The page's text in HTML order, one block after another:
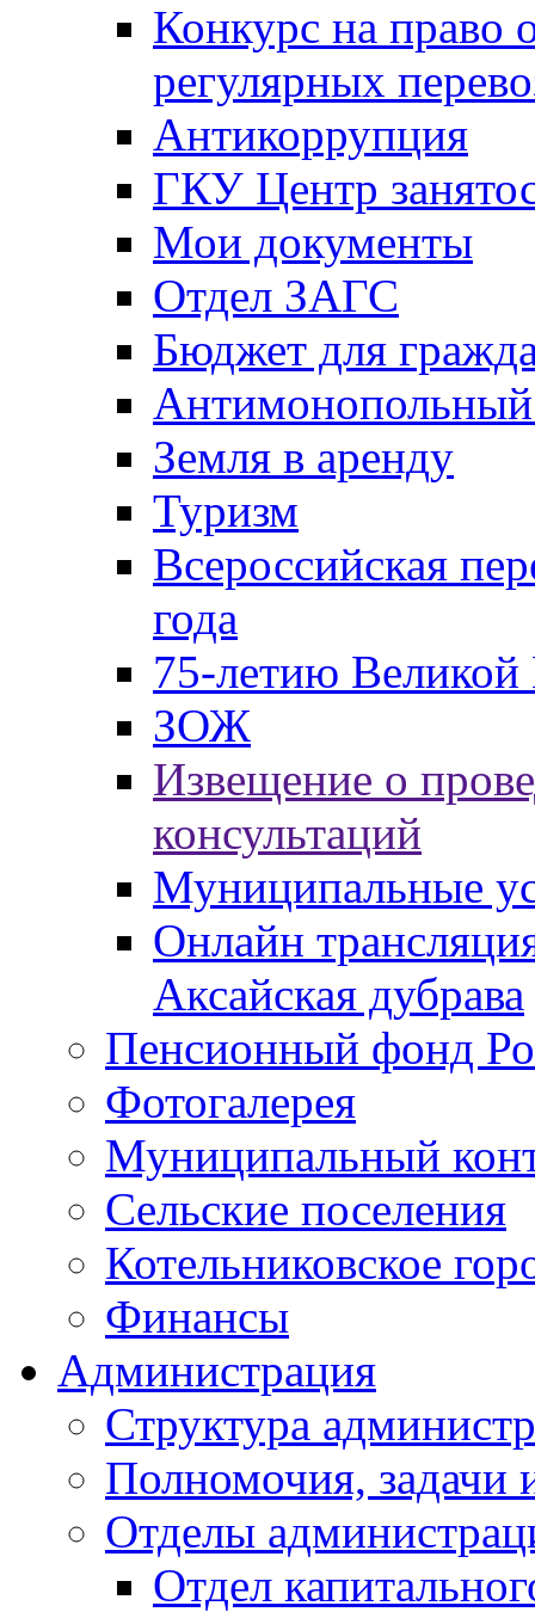
Конкурс на право
регулярных
Антикоррупция
ГКУ Центр
Мои документы
Отдел ЗАГС
Бюджет для
Антимонопольный
Земля в аренду
Туризм
Всероссийская
года
75-летию
ЗОЖ
Извещение о
консультаций
Муниципальные
Онлайн
Аксайская дубрава
Пенсионный фонд
Фотогалерея
Муниципальный
Сельские поселения
Котельниковское
Финансы
Администрация
Структура
Полномочия, задачи
Отделы
Отдел